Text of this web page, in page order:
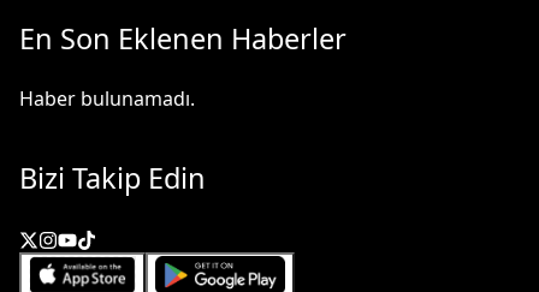
En Son Eklenen Haberler
Haber bulunamadı.
Bizi Takip Edin